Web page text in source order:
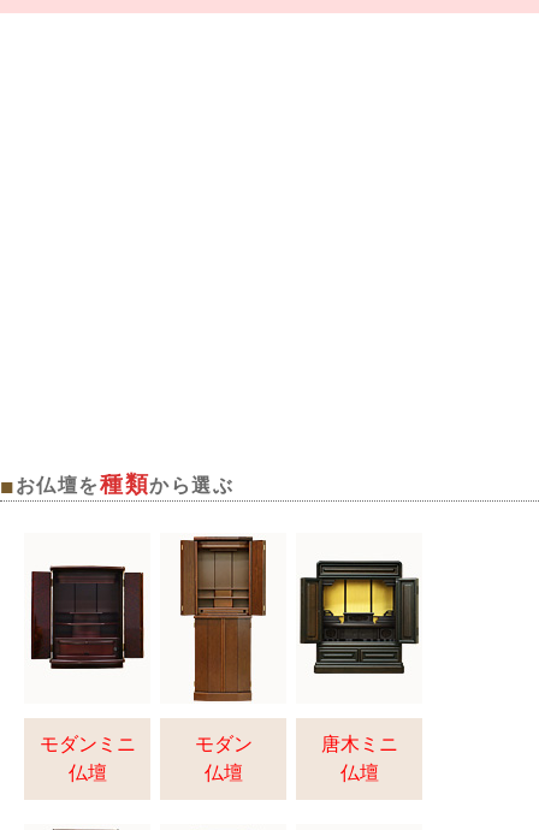
■お仏壇を種類から選ぶ
モダンミニ
仏壇
モダン
仏壇
唐木ミニ
仏壇